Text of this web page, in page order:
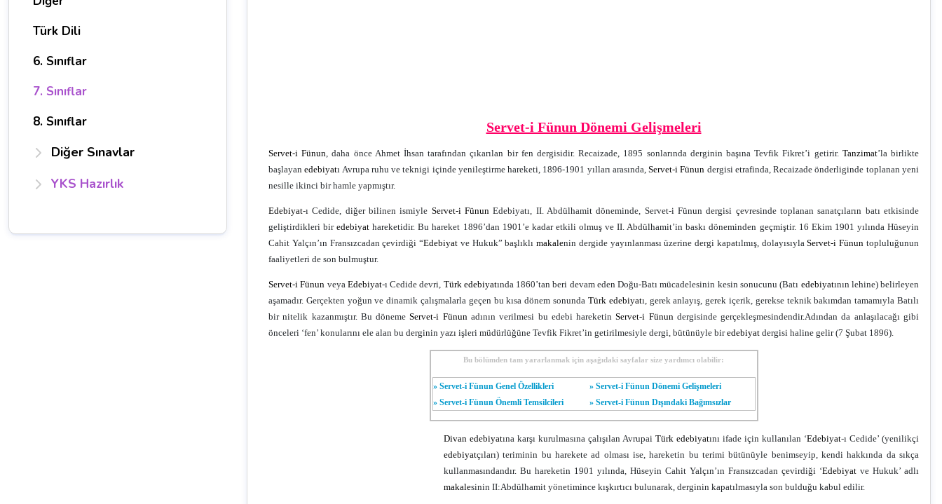
Türk Dili
6. Sınıflar
7. Sınıflar
8. Sınıflar
Diğer Sınavlar
YKS Hazırlık
Servet-i Fünun Dönemi Gelişmeleri
Servet-i Fünun, daha önce Ahmet İhsan tarafından çıkarılan bir fen dergisidir. Recaizade, 1895 sonlarında derginin başına Tevfik Fikret’i getirir. Tanzimat’la birlikte
başlayanedebiyatı Avrupa ruhu ve teknigi içinde yenileştirme hareketi, 1896-1901 yılları arasında,Servet-i Fünun dergisi etrafinda, Recaizade önderliginde toplanan yeni
nesille ikinci bir hamle yapmıştır.
Edebiyat-ı Cedide, diğer bilinen ismiyle Servet-i Fünun Edebiyatı, II. Abdülhamit döneminde, Servet-i Fünun dergisi çevresinde toplanan sanatçıların batı etkisinde
geliştirdikleri biredebiyat hareketidir. Bu hareket 1896’dan 1901’e kadar etkili olmuş ve II. Abdülhamit’in baskı döneminden geçmiştir. 16 Ekim 1901 yılında Hüseyin
Cahit Yalçın’ın Fransızcadan çevirdiği “Edebiyat ve Hukuk” başlıklımakalenin dergide yayınlanması üzerine dergi kapatılmış, dolayısıylaServet-i Fünun topluluğunun
faaliyetleri de son bulmuştur.
Servet-i Fünun veya Edebiyat-ı Cedide devri, Türk edebiyatında 1860’tan beri devam eden Doğu-Batı mücadelesinin kesin sonucunu (Batı edebiyatının lehine) belirleyen
aşamadır. Gerçekten yoğun ve dinamik çalışmalarla geçen bu kısa dönem sonunda Türk edebiyatı, gerek anlayış, gerek içerik, gerekse teknik bakımdan tamamıyla Batılı
bir nitelik kazanmıştır. Bu dönemeServet-i Fünunadının verilmesi bu edebi hareketinServet-i Fünundergisinde gerçekleşmesindendir.Adından da anlaşılacağı gibi
önceleri ‘fen’ konularını ele alan bu derginin yazı işleri müdürlüğüne Tevfik Fikret’in getirilmesiyle dergi, bütünüyle biredebiyat dergisi haline gelir (7 Şubat 1896).
Bu bölümden tam yararlanmak için aşağıdaki sayfalar size yardımcı olabilir:
» Servet-i Fünun Genel Özellikleri » Servet-i Fünun Dönemi Gelişmeleri
» Servet-i Fünun Önemli Temsilcileri » Servet-i Fünun Dışındaki Bağımsızlar
Divan edebiyatına karşı kurulmasına çalışılan Avrupai Türk edebiyatını ifade için kullanılan ‘Edebiyat-ı Cedide’ (yenilikçi
edebiyatçıları) teriminin bu harekete ad olması ise, hareketin bu terimi bütünüyle benimseyip, kendi hakkında da sıkça
kullanmasındandır. Bu hareketin 1901 yılında, Hüseyin Cahit Yalçın’ın Fransızcadan çevirdiği ‘Edebiyat ve Hukuk’ adlı
makalesinin II:Abdülhamit yönetimince kışkırtıcı bulunarak, derginin kapatılmasıyla son bulduğu kabul edilir.